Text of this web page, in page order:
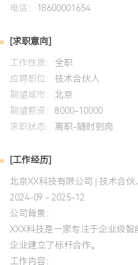
2024-09
系统学习并考取该解决方案
计并落地了基于EKS的容器
础设施成本XXX%，同时显
平滑上线与稳定运行。
电话：
18600001654
[求职意向]
工作性质： 全职
应聘职位： 技术合伙人
期望城市： 北京
期望薪资： 8000-10000
求职状态： 离职-随时到岗
[工作经历]
北京XX科技有限公司 | 技术合伙
2024-09 - 2025-12
公司背景：
XXX科技是一家专注于企业级
企业建立了标杆合作。
工作内容：